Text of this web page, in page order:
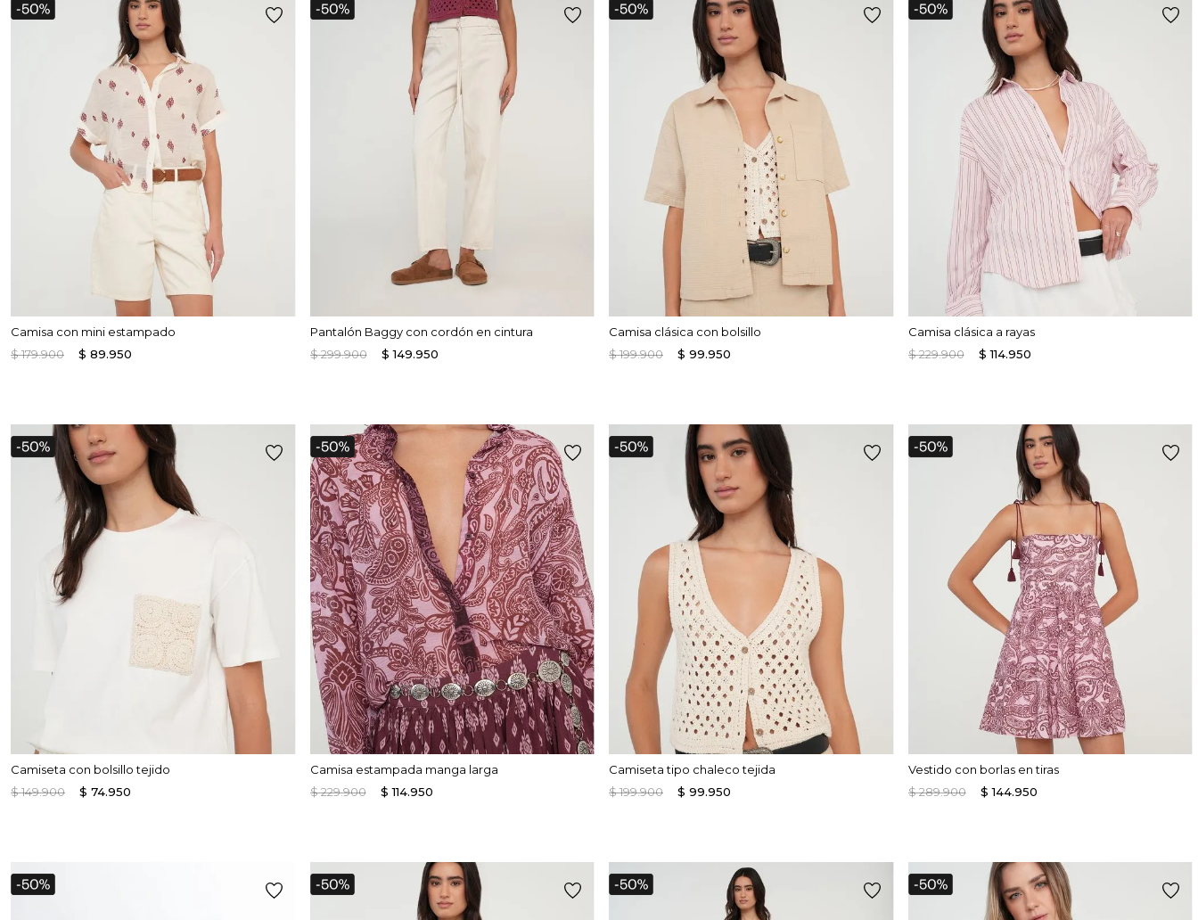
Camisa con mini estampado
$179.900 $ 89.950
Pantalón Baggy con cordón en cintura
$299.900 $ 149.950
Camisa clásica con bolsillo
$199.900 $ 99.950
Camisa clásica a rayas
$229.900 $ 114.950
Camiseta con bolsillo tejido
$149.900 $ 74.950
Camisa estampada manga larga
$229.900 $ 114.950
Camiseta tipo chaleco tejida
$199.900 $ 99.950
Vestido con borlas en tiras
$289.900 $ 144.950